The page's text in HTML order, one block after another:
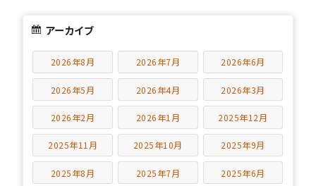
アーカイブ
2026年8月 2026年7月 2026年6月
2026年5月 2026年4月 2026年3月
2026年2月 2026年1月 2025年12月
2025年11月 2025年10月 2025年9月
2025年8月 2025年7月 2025年6月